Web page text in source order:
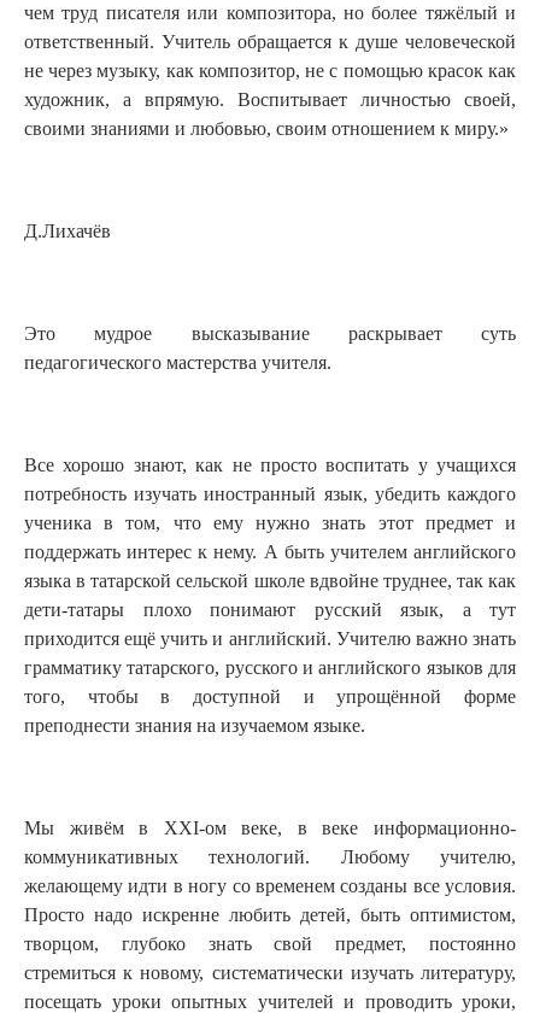
чем труд писателя или композитора, но более тяжёлый и
ответственный. Учитель обращается к душе человеческой
не через музыку, как композитор, не с помощью красок как
художник, а впрямую. Воспитывает личностью своей,
своими знаниями и любовью, своим отношением к миру.»
Д.Лихачёв
Это мудрое высказывание раскрывает суть
педагогического мастерства учителя.
Все хорошо знают, как не просто воспитать у учащихся
потребность изучать иностранный язык, убедить каждого
ученика в том, что ему нужно знать этот предмет и
поддержать интерес к нему. А быть учителем английского
языка в татарской сельской школе вдвойне труднее, так как
дети-татары плохо понимают русский язык, а тут
приходится ещё учить и английский. Учителю важно знать
грамматику татарского, русского и английского языков для
того, чтобы в доступной и упрощённой форме
преподнести знания на изучаемом языке.
Мы живём в XXI-ом веке, в веке информационно-
коммуникативных технологий. Любому учителю,
желающему идти в ногу со временем созданы все условия.
Просто надо искренне любить детей, быть оптимистом,
творцом, глубоко знать свой предмет, постоянно
стремиться к новому, систематически изучать литературу,
посещать уроки опытных учителей и проводить уроки,